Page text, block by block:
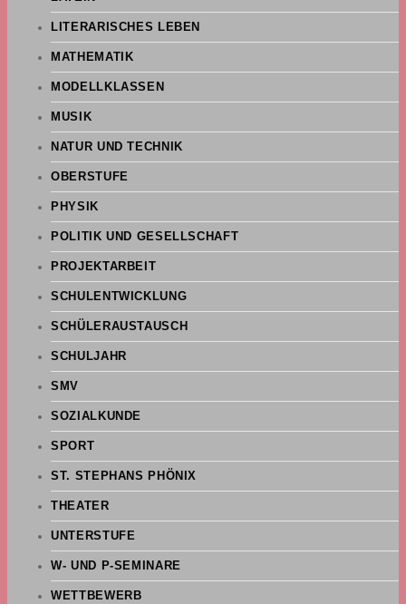
LITERARISCHES LEBEN
MATHEMATIK
MODELLKLASSEN
MUSIK
NATUR UND TECHNIK
OBERSTUFE
PHYSIK
POLITIK UND GESELLSCHAFT
PROJEKTARBEIT
SCHULENTWICKLUNG
SCHÜLERAUSTAUSCH
SCHULJAHR
SMV
SOZIALKUNDE
SPORT
ST. STEPHANS PHÖNIX
THEATER
UNTERSTUFE
W- UND P-SEMINARE
WETTBEWERB